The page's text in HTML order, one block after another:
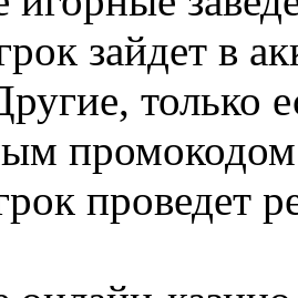
зайдет в
только
проведет